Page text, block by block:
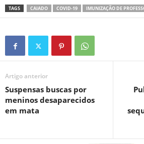
TAGS CAIADO COVID-19 IMUNIZAÇÃO DE
Artigo anterior
Suspensas buscas por
meninos desaparecidos
em mata